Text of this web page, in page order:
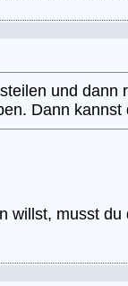
und dann
Dann
willst, musst